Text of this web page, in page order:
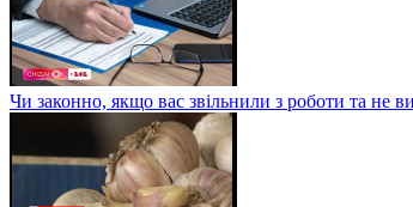
Чи законно, якщо вас звільнили з роботи та не